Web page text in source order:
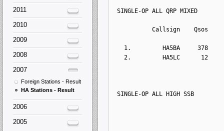
SINGLE-OP ALL QRP MIXED
Callsign    Qsos
1.         HA5BA     378
2.         HA5LC      12
SINGLE-OP ALL HIGH SSB
2011
2010
2009
2008
2007
Foreign Stations - Result
HA Stations - Result
2006
2005